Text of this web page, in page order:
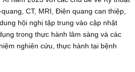
CT, MRI, Điện quang can thiệp,
hội nghị tập trung vào cập nhật
trong thực hành lâm sàng và các
nghiên cứu, thực hành tại bệnh